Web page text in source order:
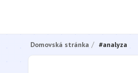
Domovská stránka #analyza